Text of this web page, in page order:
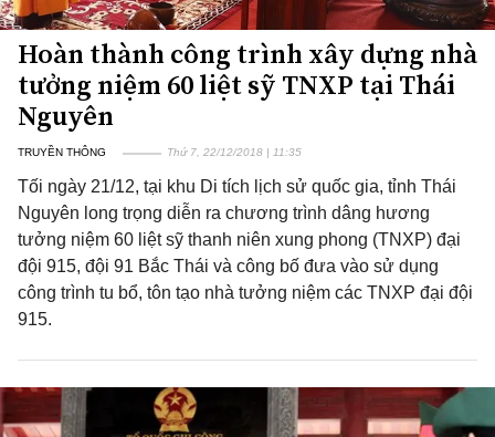
Hoàn thành công trình xây dựng nhà
tưởng niệm 60 liệt sỹ TNXP tại Thái
Nguyên
TRUYỀN THÔNG Thứ 7, 22/12/2018 | 11:35
Tối ngày 21/12, tại khu Di tích lịch sử quốc gia, tỉnh Thái
Nguyên long trọng diễn ra chương trình dâng hương
tưởng niệm 60 liệt sỹ thanh niên xung phong (TNXP) đại
đội 915, đội 91 Bắc Thái và công bố đưa vào sử dụng
công trình tu bổ, tôn tạo nhà tưởng niệm các TNXP đại đội
915.